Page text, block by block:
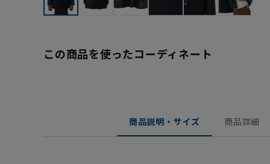
この商品を使ったコーディネート
商品説明・サイズ 商品詳細